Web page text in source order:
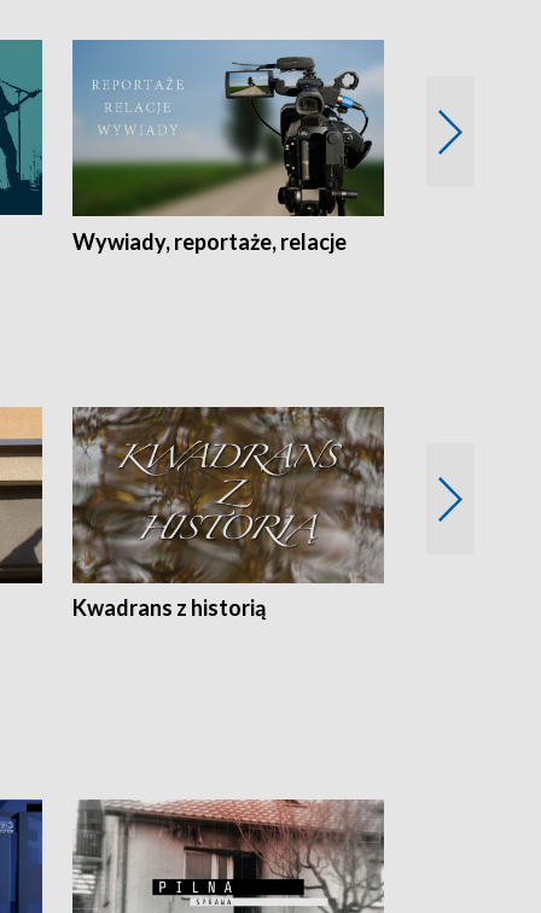
Wywiady, reportaże, relacje
Kwadrans z historią